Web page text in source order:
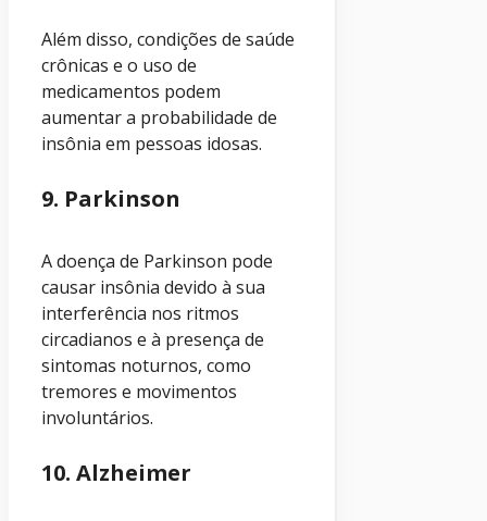
Além disso, condições de saúde
crônicas e o uso de
medicamentos podem
aumentar a probabilidade de
insônia em pessoas idosas.
9. Parkinson
A doença de Parkinson pode
causar insônia devido à sua
interferência nos ritmos
circadianos e à presença de
sintomas noturnos, como
tremores e movimentos
involuntários.
10. Alzheimer